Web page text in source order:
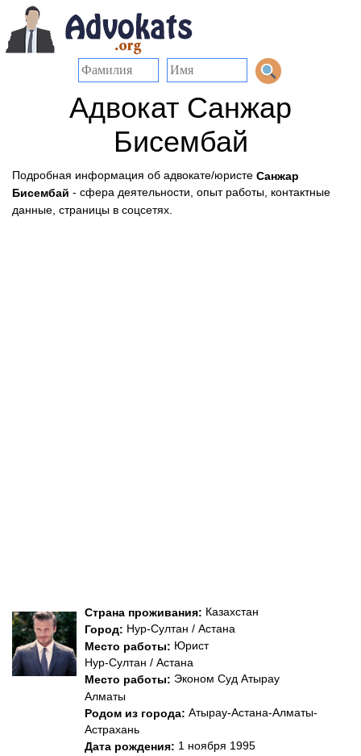
Адвокат Санжар
Бисембай
Подробная информация об адвокате/юристе Санжар
Бисембай - сфера деятельности, опыт работы, контактные
данные, страницы в соцсетях.
Страна проживания: Казахстан
Город: Нур-Султан / Астана
Место работы: Юрист
Нур-Султан / Астана
Место работы: Эконом Суд Атырау
Алматы
Родом из города: Атырау-Астана-Алматы-
Астрахань
Дата рождения: 1 ноября 1995